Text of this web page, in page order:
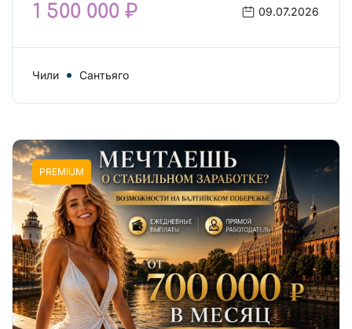
1 500 000 ₽ 09.07.2026
Чили Сантьяго
PREMIUM